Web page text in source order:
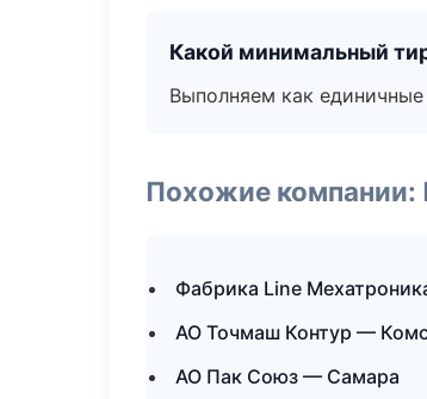
Какой минимальный
Выполняем как
Похожие компании:
Фабрика Line
АО Точмаш Контур —
АО Пак Союз — Самара